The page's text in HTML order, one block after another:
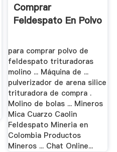
Comprar
Feldespato En Polvo
para comprar polvo de
feldespato trituradoras
molino ... Máquina de ...
pulverizador de arena silice
trituradora de compra .
Molino de bolas ... Mineros
Mica Cuarzo Caolin
Feldespato Mineria en
Colombia Productos
Mineros ... Chat Online...